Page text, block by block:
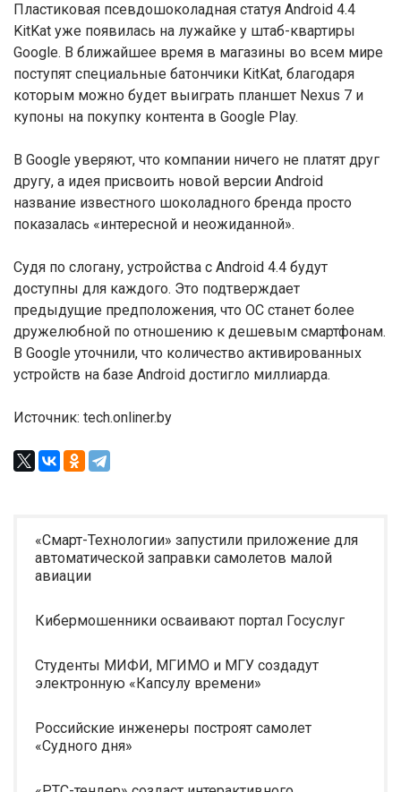
Пластиковая псевдошоколадная статуя Android 4.4
KitKat уже появилась на лужайке у штаб-квартиры
Google. В ближайшее время в магазины во всем мире
поступят специальные батончики KitKat, благодаря
которым можно будет выиграть планшет Nexus 7 и
купоны на покупку контента в Google Play.
В Google уверяют, что компании ничего не платят друг
другу, а идея присвоить новой версии Android
название известного шоколадного бренда просто
показалась «интересной и неожиданной».
Судя по слогану, устройства с Android 4.4 будут
доступны для каждого. Это подтверждает
предыдущие предположения, что ОС станет более
дружелюбной по отношению к дешевым смартфонам.
В Google уточнили, что количество активированных
устройств на базе Android достигло миллиарда.
Источник: tech.onliner.by
«Смарт-Технологии» запустили приложение для
автоматической заправки самолетов малой
авиации
Кибермошенники осваивают портал Госуслуг
Студенты МИФИ, МГИМО и МГУ создадут
электронную «Капсулу времени»
Российские инженеры построят самолет
«Судного дня»